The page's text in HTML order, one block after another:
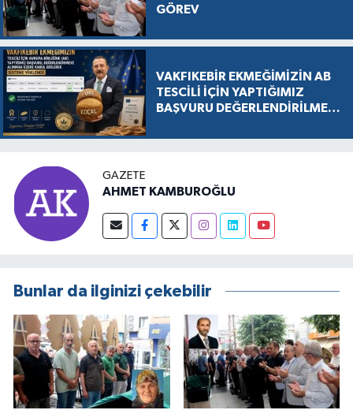
GÖREV
VAKFIKEBİR EKMEĞİMİZİN AB
TESCİLİ İÇİN YAPTIĞIMIZ
BAŞVURU DEĞERLENDİRİLMEK
RESMEN BAŞLADI
GAZETE
AHMET KAMBUROĞLU
Bunlar da ilginizi çekebilir